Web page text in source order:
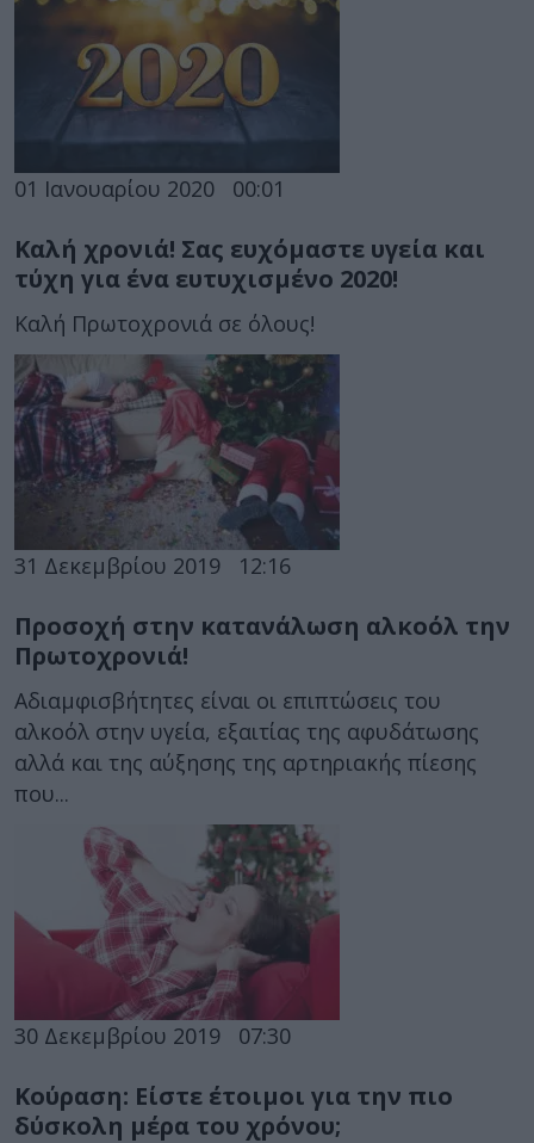
01 Ιανουαρίου 2020 00:01
Καλή χρονιά! Σας ευχόμαστε υγεία και
τύχη για ένα ευτυχισμένο 2020!
Καλή Πρωτοχρονιά σε όλους!
31 Δεκεμβρίου 2019 12:16
Προσοχή στην κατανάλωση αλκοόλ την
Πρωτοχρονιά!
Αδιαμφισβήτητες είναι οι επιπτώσεις του
αλκοόλ στην υγεία, εξαιτίας της αφυδάτωσης
αλλά και της αύξησης της αρτηριακής πίεσης
που...
30 Δεκεμβρίου 2019 07:30
Κούραση: Είστε έτοιμοι για την πιο
δύσκολη μέρα του χρόνου;